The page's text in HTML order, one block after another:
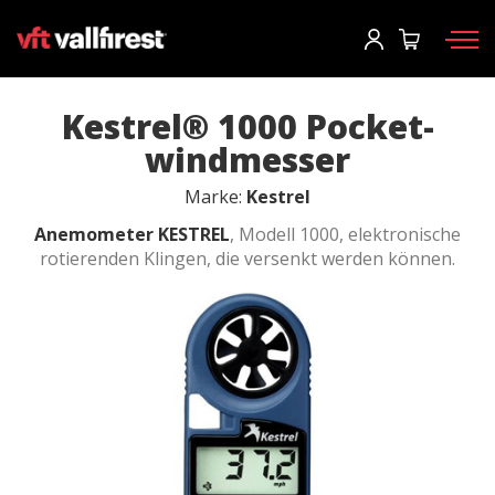
Einloggen
User*
Einloggen
Sie haben ihr passwort vergessen?
o
Ein konto erstellen
Feuerwehrausrüstung
Rucksäcke
Werkzeuge
Tragkraftspritzen und Maschinen
Waldbrandfahrzeuge
Kestrel® 1000 Pocket-
windmesser
Marke: Kestrel
Anemometer KESTREL, Modell 1000, elektronische
rotierenden Klingen, die versenkt werden können.
Informationen anforden
Katalog anfordern